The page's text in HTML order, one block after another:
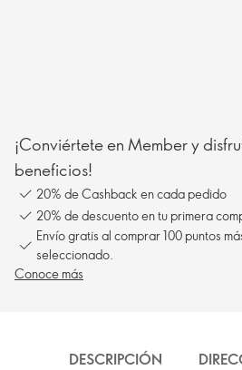
¡Conviértete en Member y
beneficios!
20% de Cashback en cada pedido
20% de descuento en tu primera
Envío gratis al comprar 100 puntos
seleccionado.
Conoce más
DESCRIPCIÓN